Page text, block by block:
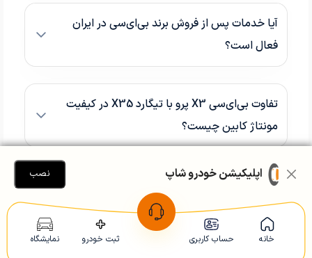
آیا خدمات پس از فروش برند بی‌ای‌سی در ایران
فعال است؟
تفاوت بی‌ای‌سی X3 پرو با تیگارد X35 در کیفیت
مونتاژ کابین چیست؟
به این مطلب چه امتیازی می‌دهید؟
خانه حساب کاربری ثبت خودرو نمایشگاه
اپلیکیشن خودرو شاپ نصب